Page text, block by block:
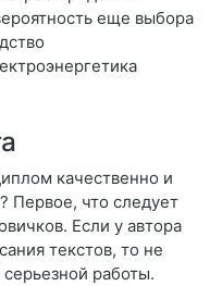
еще выбора
качественно и
Первое, что следует
Если у автора
текстов, то не
работы.